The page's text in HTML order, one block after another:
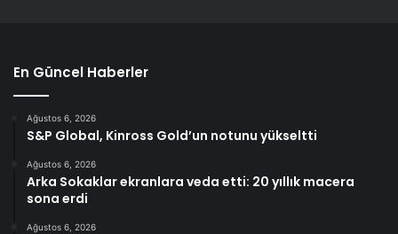
En Güncel Haberler
Ağustos 6, 2026
S&P Global, Kinross Gold’un notunu yükseltti
Ağustos 6, 2026
Arka Sokaklar ekranlara veda etti: 20 yıllık macera
sona erdi
Ağustos 6, 2026